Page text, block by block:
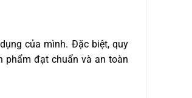
của mình. Đặc biệt, quy
phẩm đạt chuẩn và an toàn